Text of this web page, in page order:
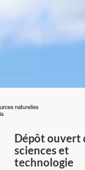
du
Canada
Dépôt ouvert
sciences et
technologie